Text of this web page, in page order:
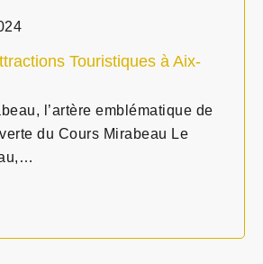
Touristiques à Aix-
l’artère emblématique de
du Cours Mirabeau Le